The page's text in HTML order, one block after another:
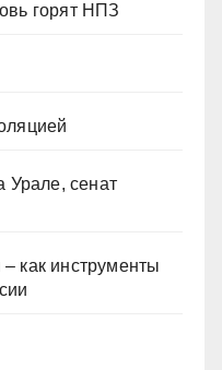
горят НПЗ
Урале, сенат
как инструменты